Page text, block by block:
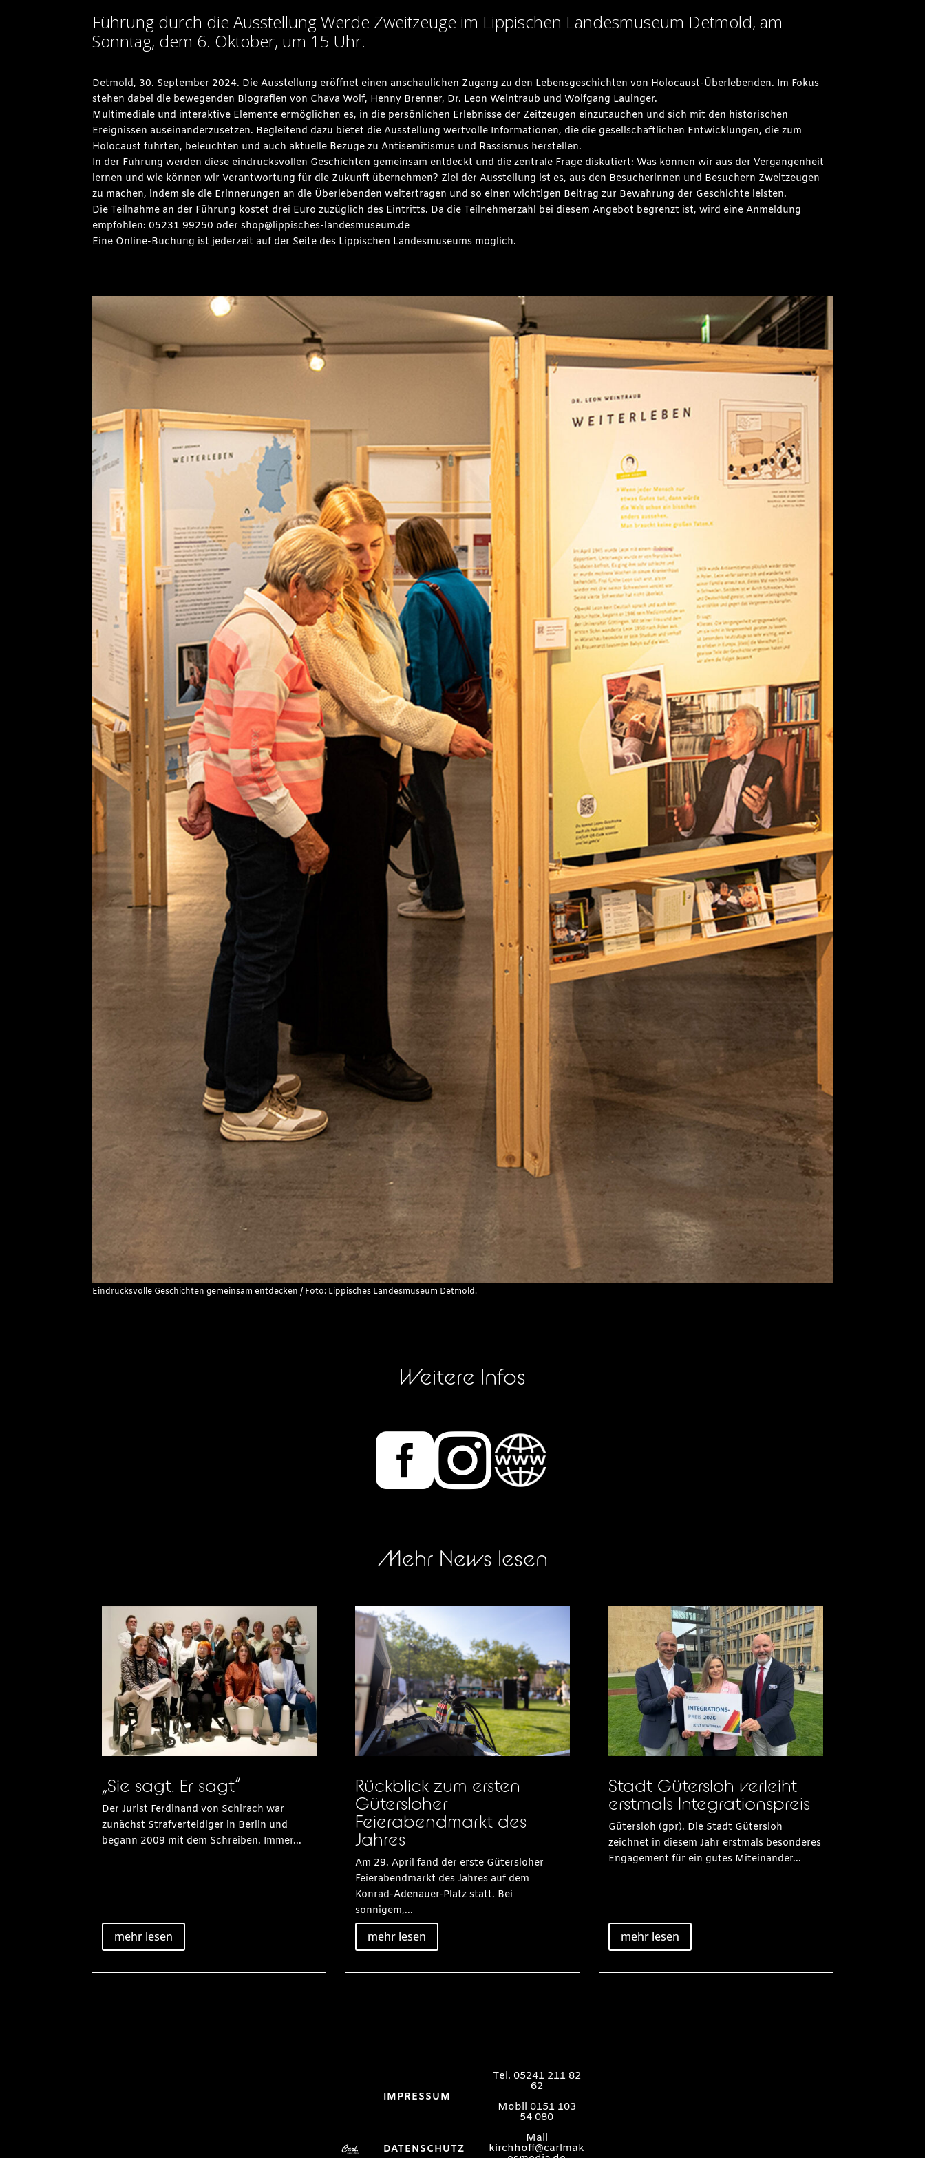
Führung durch die Ausstellung Werde Zweitzeuge im Lippischen Landesmuseum Detmold, am
Sonntag, dem 6. Oktober, um 15 Uhr.
Detmold, 30. September 2024. Die Ausstellung eröffnet einen anschaulichen Zugang zu den Lebensgeschichten von Holocaust-Überlebenden. Im Fokus
stehen dabei die bewegenden Biografien von Chava Wolf, Henny Brenner, Dr. Leon Weintraub und Wolfgang Lauinger.
Multimediale und interaktive Elemente ermöglichen es, in die persönlichen Erlebnisse der Zeitzeugen einzutauchen und sich mit den historischen
Ereignissen auseinanderzusetzen. Begleitend dazu bietet die Ausstellung wertvolle Informationen, die die gesellschaftlichen Entwicklungen, die zum
Holocaust führten, beleuchten und auch aktuelle Bezüge zu Antisemitismus und Rassismus herstellen.
In der Führung werden diese eindrucksvollen Geschichten gemeinsam entdeckt und die zentrale Frage diskutiert: Was können wir aus der Vergangenheit
lernen und wie können wir Verantwortung für die Zukunft übernehmen? Ziel der Ausstellung ist es, aus den Besucherinnen und Besuchern Zweitzeugen
zu machen, indem sie die Erinnerungen an die Überlebenden weitertragen und so einen wichtigen Beitrag zur Bewahrung der Geschichte leisten.
Die Teilnahme an der Führung kostet drei Euro zuzüglich des Eintritts. Da die Teilnehmerzahl bei diesem Angebot begrenzt ist, wird eine Anmeldung
empfohlen: 05231 99250 oder shop@lippisches-landesmuseum.de
Eine Online-Buchung ist jederzeit auf der Seite des Lippischen Landesmuseums möglich.
Eindrucksvolle Geschichten gemeinsam entdecken / Foto: Lippisches Landesmuseum Detmold.
Weitere Infos

Mehr News lesen
„Sie sagt. Er sagt“
Der Jurist Ferdinand von Schirach war
zunächst Strafverteidiger in Berlin und
begann 2009 mit dem Schreiben. Immer...
mehr lesen
Rückblick zum ersten
Gütersloher
Feierabendmarkt des
Jahres
Am 29. April fand der erste Gütersloher
Feierabendmarkt des Jahres auf dem
Konrad-Adenauer-Platz statt. Bei
sonnigem,...
mehr lesen
Stadt Gütersloh verleiht
erstmals Integrationspreis
Gütersloh (gpr). Die Stadt Gütersloh
zeichnet in diesem Jahr erstmals besonderes
Engagement für ein gutes Miteinander...
mehr lesen
IMPRESSUM
DATENSCHUTZ
Tel. 05241 211 82
62
Mobil 0151 103
54 080
Mail
kirchhoff@carlmak